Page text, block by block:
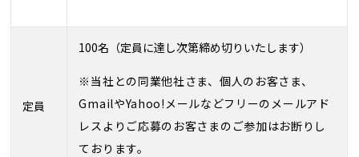
定員
100名（定員に達し次第締め切りいたします）
※当社との同業他社さま、個人のお客さま、
GmailやYahoo!メールなどフリーのメールアド
レスよりご応募のお客さまのご参加はお断りし
ております。